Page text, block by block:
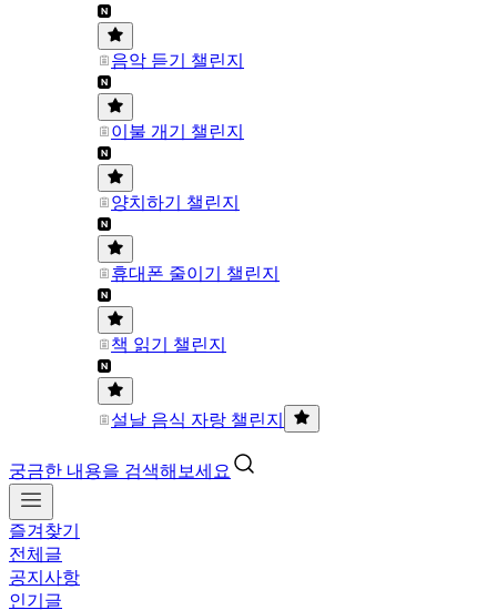
음악 듣기 챌린지
이불 개기 챌린지
양치하기 챌린지
휴대폰 줄이기 챌린지
책 읽기 챌린지
설날 음식 자랑 챌린지
궁금한 내용을 검색해보세요
즐겨찾기
전체글
공지사항
인기글